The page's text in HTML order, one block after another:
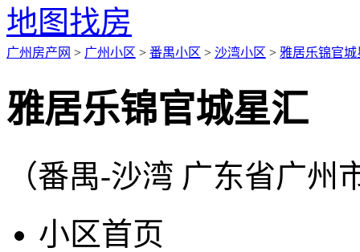
地图找房
广州房产网 > 广州小区 > 番禺小区 > 沙湾小区 > 雅居乐锦官城
雅居乐锦官城星汇
（番禺-沙湾 广东省广州
小区首页